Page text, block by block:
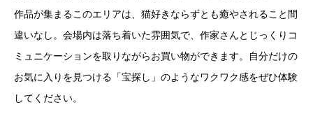
作品が集まるこのエリアは、猫好きならずとも癒やされること間
違いなし。会場内は落ち着いた雰囲気で、作家さんとじっくりコ
ミュニケーションを取りながらお買い物ができます。自分だけの
お気に入りを見つける「宝探し」のようなワクワク感をぜひ体験
してください。